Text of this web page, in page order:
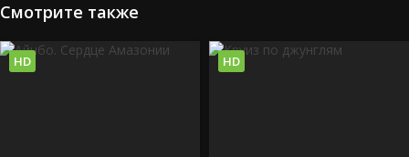
Смотрите также
HD HD